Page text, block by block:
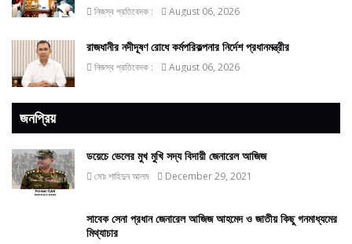
নিজস্ব প্রতিবেদক : August 06, 2026
রাজধানীর নদীদূষণ রোধে কর্মপরিকল্পনার নির্দেশ প্রধানমন্ত্রীর
নিজস্ব প্রতিবেদক : August 06, 2026
জনপ্রিয়
ডয়েচে ভেলের মুখ মুখি সদ্য বিদায়ী জেনারেল আজিজ
মোঃ শাহিদুন আলম December 29, 2021
সাবেক সেনা প্রধান জেনারেল আজিজ আহমেদ ও জাতীয় কিছু গনমাধ্যমের
মিথ্যাচার